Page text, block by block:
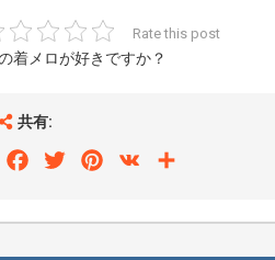
Rate this post
着メロが好きですか？
共有:
FacebookTwitterPinterest
VK